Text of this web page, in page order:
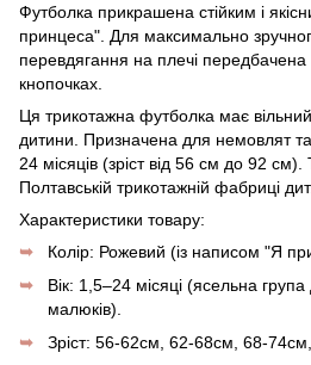
Футболка прикрашена стійким і
принцеса". Для максимально
перевдягання на плечі передбачена
кнопочках.
Ця трикотажна футболка має
дитини. Призначена для немовлят
24 місяців (зріст від 56 см до 92
Полтавській трикотажній фабриці
Характеристики товару:
Колір: Рожевий (із написом "Я
Вік: 1,5–24 місяці (ясельна
малюків).
Зріст: 56-62см, 62-68см, 68-